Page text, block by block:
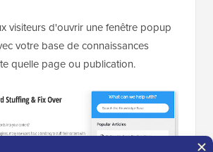
visiteurs d'ouvrir une fenêtre popup
votre base de connaissances
quelle page ou publication.